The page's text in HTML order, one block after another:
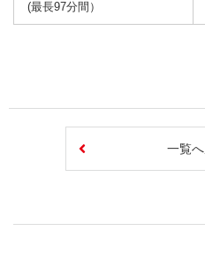
(最長97分間）
一覧